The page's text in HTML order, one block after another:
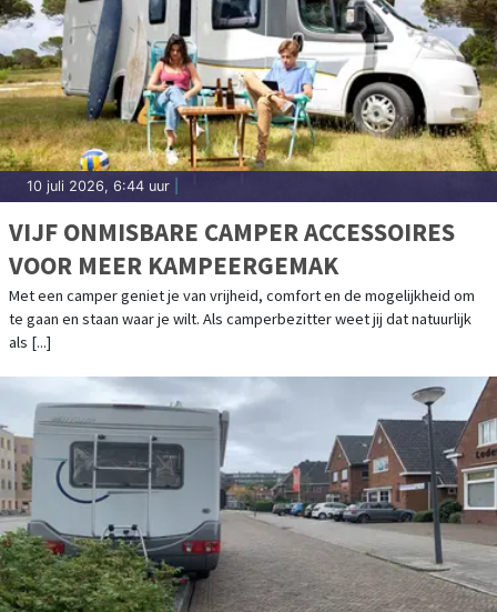
10 juli 2026, 6:44 uur
VIJF ONMISBARE CAMPER ACCESSOIRES
VOOR MEER KAMPEERGEMAK
Met een camper geniet je van vrijheid, comfort en de mogelijkheid om
te gaan en staan waar je wilt. Als camperbezitter weet jij dat natuurlijk
als [...]